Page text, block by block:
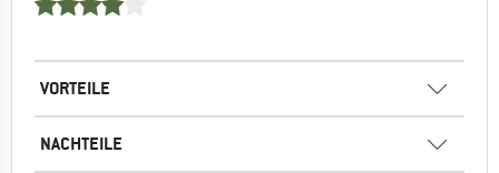
VORTEILE
NACHTEILE